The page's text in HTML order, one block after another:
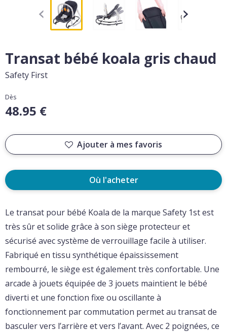
Transat bébé koala gris chaud
Safety First
Dès
48.95 €
Ajouter à mes favoris
Où l'acheter
Le transat pour bébé Koala de la marque Safety 1st est
très sûr et solide grâce à son siège protecteur et
sécurisé avec système de verrouillage facile à utiliser.
Fabriqué en tissu synthétique épaississement
rembourré, le siège est également très confortable. Une
arcade à jouets équipée de 3 jouets maintient le bébé
diverti et une fonction fixe ou oscillante à
fonctionnement par commutation permet au transat de
basculer vers l’arrière et vers l’avant. Avec 2 poignées, ce